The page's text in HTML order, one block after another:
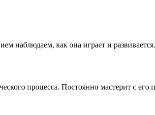
наблюдаем, как она играет и
процесса. Постоянно мастерит с